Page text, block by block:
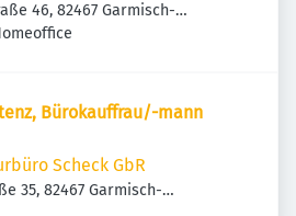
46, 82467 Garmisch-
Deutschland
Bürokauffrau/-mann
Scheck GbR
35, 82467 Garmisch-